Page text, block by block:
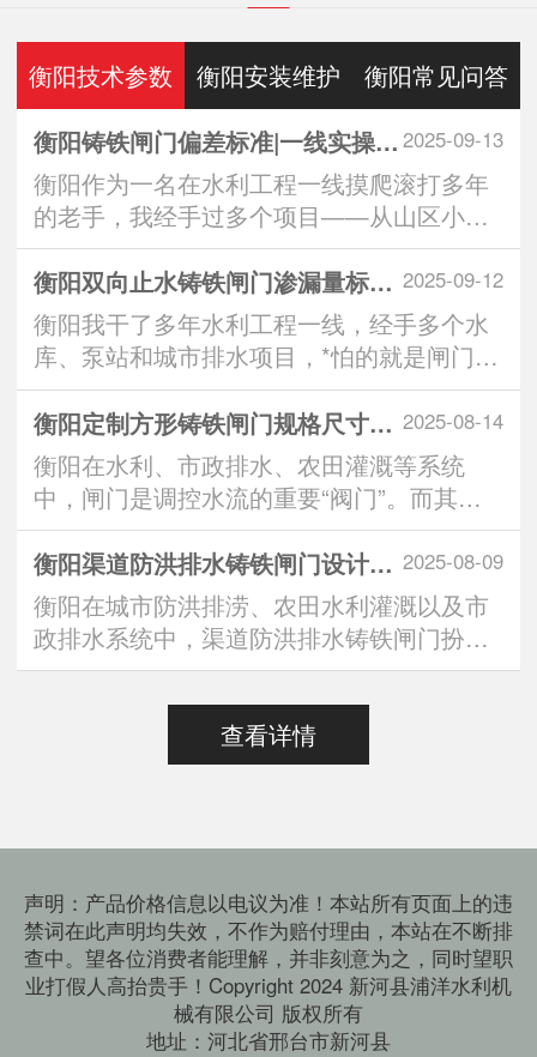
衡阳技术参数 衡阳安装维护 衡阳常见问答
2025-09-13
衡阳铸铁闸门偏差标准|一线实操全解析：从生产到安装的3大重要控制点
衡阳作为一名在水利工程一线摸爬滚打多年
的老手，我经手过多个项目——从山区小水
库到城市排水···
2025-09-12
衡阳双向止水铸铁闸门渗漏量标准｜实操派*看的“零漏”硬核指南
衡阳我干了多年水利工程一线，经手多个水
库、泵站和城市排水项目，*怕的就是闸门一
关，水从缝···
2025-08-14
衡阳定制方形铸铁闸门规格尺寸：匹配工程需求的智慧之选
衡阳在水利、市政排水、农田灌溉等系统
中，闸门是调控水流的重要“阀门”。而其
中，“定制方形铸铁闸···
2025-08-09
衡阳渠道防洪排水铸铁闸门设计标准：安全与效能的双重有助于维持
衡阳在城市防洪排涝、农田水利灌溉以及市
政排水系统中，渠道防洪排水铸铁闸门扮演
着“水路守门人”的···
查看详情
声明：产品价格信息以电议为准！本站所有页面上的违
禁词在此声明均失效，不作为赔付理由，本站在不断排
查中。望各位消费者能理解，并非刻意为之，同时望职
业打假人高抬贵手！Copyright 2024 新河县浦洋水利机
械有限公司 版权所有
地址：河北省邢台市新河县